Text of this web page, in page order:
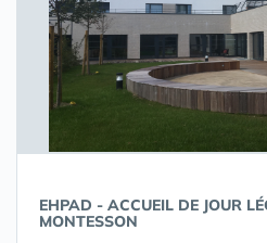
EHPAD - ACCUEIL DE JOUR
MONTESSON